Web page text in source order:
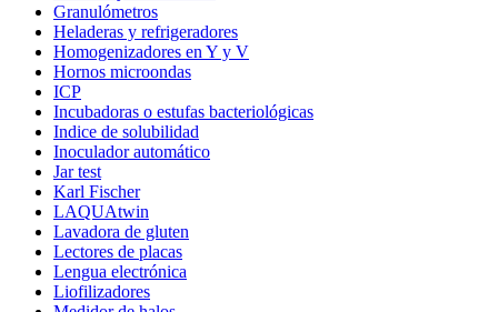
Granulómetros
Heladeras y refrigeradores
Homogenizadores en Y y V
Hornos microondas
ICP
Incubadoras o estufas bacteriológicas
Indice de solubilidad
Inoculador automático
Jar test
Karl Fischer
LAQUAtwin
Lavadora de gluten
Lectores de placas
Lengua electrónica
Liofilizadores